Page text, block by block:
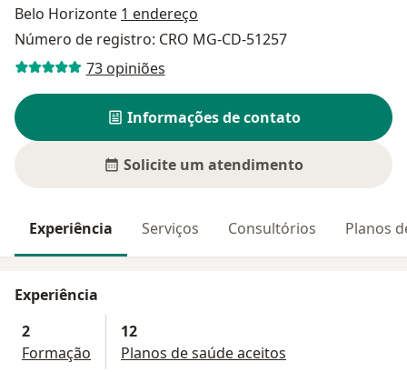
Belo Horizonte 1 endereço
Número de registro: CRO MG-CD-51257
73 opiniões
Informações de contato
Solicite um atendimento
Experiência Serviços Consultórios Planos
Experiência
2
Formação
12
Planos de saúde aceitos